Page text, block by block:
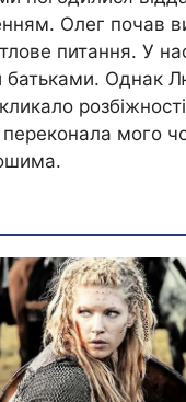
Олег почав
питання. У
батьками. Однак
мого